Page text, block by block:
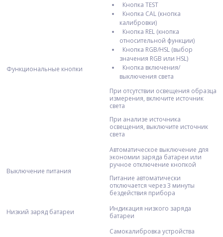
Функциональные кнопки
Кнопка TEST
Кнопка CAL (кнопка
калибровки)
Кнопка REL (кнопка
относительной функции)
Кнопка RGB/HSL (выбор
значения RGB или HSL)
Кнопка включения/
выключения света
При отсутствии освещения образца
измерения, включите источник
света
При анализе источника
освещения, выключите источник
света
Выключение питания
Автоматическое выключение для
экономии заряда батареи или
ручное отключение кнопкой
Питание автоматически
отключается через 3 минуты
бездействия прибора
Низкий заряд батареи
Индикация низкого заряда
батареи
Самокалибровка устройства